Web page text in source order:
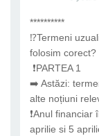
**********
⁉️Termeni
folosim corect?
❗PARTEA 1
➡️ Astăzi:
alte noțiuni
❗Anul
aprilie si 5